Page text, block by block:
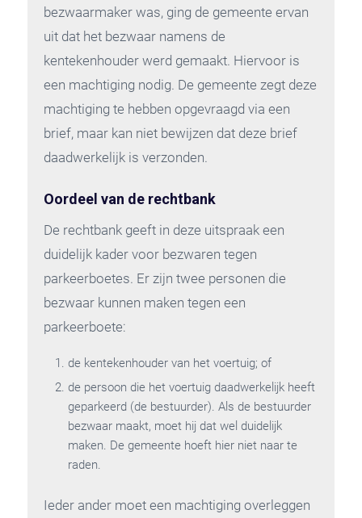
bezwaarmaker was, ging de gemeente ervan
uit dat het bezwaar namens de
kentekenhouder werd gemaakt. Hiervoor is
een machtiging nodig. De gemeente zegt deze
machtiging te hebben opgevraagd via een
brief, maar kan niet bewijzen dat deze brief
daadwerkelijk is verzonden.
Oordeel van de rechtbank
De rechtbank geeft in deze uitspraak een
duidelijk kader voor bezwaren tegen
parkeerboetes. Er zijn twee personen die
bezwaar kunnen maken tegen een
parkeerboete:
de kentekenhouder van het voertuig; of
de persoon die het voertuig daadwerkelijk heeft
geparkeerd (de bestuurder). Als de bestuurder
bezwaar maakt, moet hij dat wel duidelijk
maken. De gemeente hoeft hier niet naar te
raden.
Ieder ander moet een machtiging overleggen